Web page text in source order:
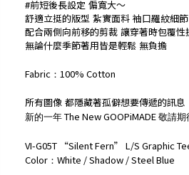
#前短後長設定 偏寬大～
舒適立挺的版型 紮實面料 袖口羅紋細節
配合兩側向前移的剪裁 讓穿著時包覆性
無論什麼季節著用皆是輕鬆 無負擔
Fabric ： 100% Cotton
所有圖像 都隱藏著孤僻想要傳遞的訊息
新的一年 The New GOOPiMADE 敬請期
VI-G05T “Silent Fern” L/S Graphic
Color ： White / Shadow / Steel Blue